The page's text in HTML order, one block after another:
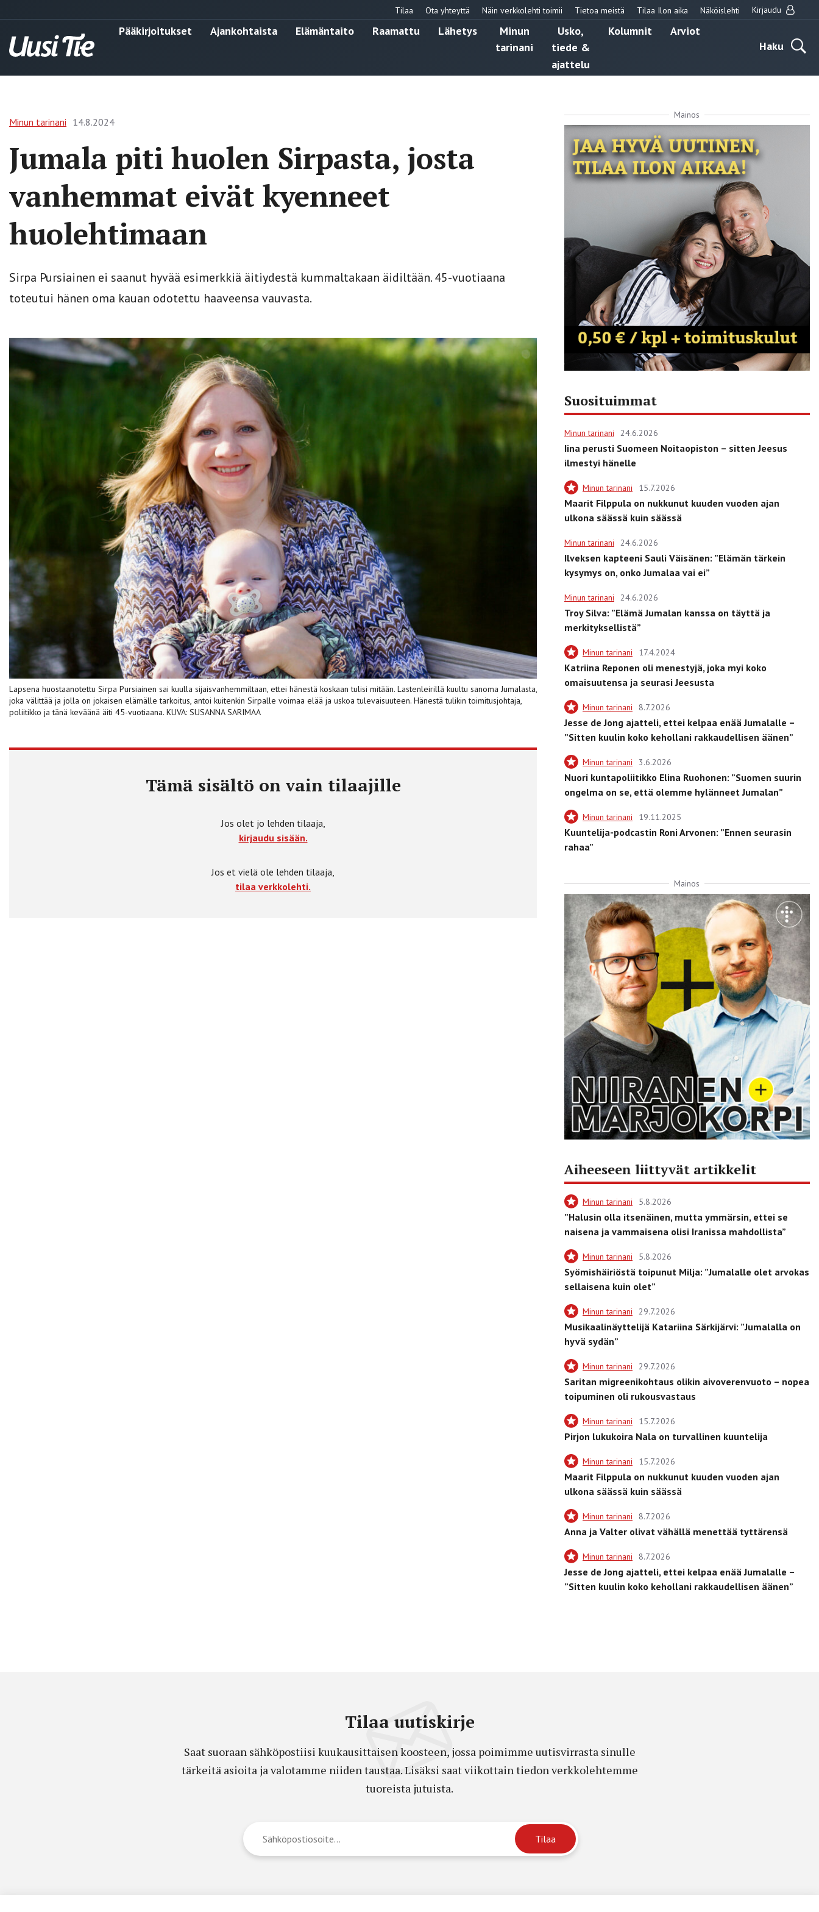
Tilaa Ota yhteyttä Näin verkkolehti toimii Tietoa meistä Tilaa Ilon aika Näköislehti Kirjaudu
Pääkirjoitukset Ajankohtaista Elämäntaito Raamattu Lähetys
Minun
tarinani
Usko,
tiede &
ajattelu
Kolumnit
Arviot
Haku
Minun tarinani 14.8.2024
Jumala piti huolen Sirpasta, josta
vanhemmat eivät kyenneet
huolehtimaan
Sirpa Pursiainen ei saanut hyvää esimerkkiä äitiydestä kummaltakaan äidiltään. 45-vuotiaana
toteutui hänen oma kauan odotettu haaveensa vauvasta.
Lapsena huostaanotettu Sirpa Pursiainen sai kuulla sijaisvanhemmiltaan, ettei hänestä koskaan tulisi mitään. Lastenleirillä kuultu sanoma Jumalasta,
joka välittää ja jolla on jokaisen elämälle tarkoitus, antoi kuitenkin Sirpalle voimaa elää ja uskoa tulevaisuuteen. Hänestä tulikin toimitusjohtaja,
poliitikko ja tänä keväänä äiti 45-vuotiaana. KUVA: SUSANNA SARIMAA
Tämä sisältö on vain tilaajille
Jos olet jo lehden tilaaja,
kirjaudu sisään.
Jos et vielä ole lehden tilaaja,
tilaa verkkolehti.
Mainos
Suosituimmat
Minun tarinani 24.6.2026
Iina perusti Suomeen Noitaopiston – sitten Jeesus
ilmestyi hänelle
Minun tarinani 15.7.2026
Maarit Filppula on nukkunut kuuden vuoden ajan
ulkona säässä kuin säässä
Minun tarinani 24.6.2026
Ilveksen kapteeni Sauli Väisänen: ”Elämän tärkein
kysymys on, onko Jumalaa vai ei”
Minun tarinani 24.6.2026
Troy Silva: ”Elämä Jumalan kanssa on täyttä ja
merkityksellistä”
Minun tarinani 17.4.2024
Katriina Reponen oli menestyjä, joka myi koko
omaisuutensa ja seurasi Jeesusta
Minun tarinani 8.7.2026
Jesse de Jong ajatteli, ettei kelpaa enää Jumalalle –
”Sitten kuulin koko kehollani rakkaudellisen äänen”
Minun tarinani 3.6.2026
Nuori kuntapoliitikko Elina Ruohonen: ”Suomen suurin
ongelma on se, että olemme hylänneet Jumalan”
Minun tarinani 19.11.2025
Kuuntelija-podcastin Roni Arvonen: ”Ennen seurasin
rahaa”
Mainos
Aiheeseen liittyvät artikkelit
Minun tarinani 5.8.2026
”Halusin olla itsenäinen, mutta ymmärsin, ettei se
naisena ja vammaisena olisi Iranissa mahdollista”
Minun tarinani 5.8.2026
Syömishäiriöstä toipunut Milja: ”Jumalalle olet arvokas
sellaisena kuin olet”
Minun tarinani 29.7.2026
Musikaalinäyttelijä Katariina Särkijärvi: ”Jumalalla on
hyvä sydän”
Minun tarinani 29.7.2026
Saritan migreenikohtaus olikin aivoverenvuoto – nopea
toipuminen oli rukousvastaus
Minun tarinani 15.7.2026
Pirjon lukukoira Nala on turvallinen kuuntelija
Minun tarinani 15.7.2026
Maarit Filppula on nukkunut kuuden vuoden ajan
ulkona säässä kuin säässä
Minun tarinani 8.7.2026
Anna ja Valter olivat vähällä menettää tyttärensä
Minun tarinani 8.7.2026
Jesse de Jong ajatteli, ettei kelpaa enää Jumalalle –
”Sitten kuulin koko kehollani rakkaudellisen äänen”
Tilaa uutiskirje
Saat suoraan sähköpostiisi kuukausittaisen koosteen, jossa poimimme uutisvirrasta sinulle
tärkeitä asioita ja valotamme niiden taustaa. Lisäksi saat viikottain tiedon verkkolehtemme
tuoreista jutuista.